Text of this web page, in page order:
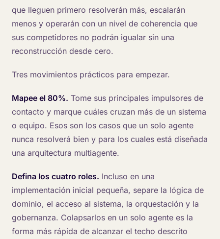
que lleguen primero resolverán más, escalarán
menos y operarán con un nivel de coherencia que
sus competidores no podrán igualar sin una
reconstrucción desde cero.
Tres movimientos prácticos para empezar.
Mapee el 80%. Tome sus principales impulsores de
contacto y marque cuáles cruzan más de un sistema
o equipo. Esos son los casos que un solo agente
nunca resolverá bien y para los cuales está diseñada
una arquitectura multiagente.
Defina los cuatro roles. Incluso en una
implementación inicial pequeña, separe la lógica de
dominio, el acceso al sistema, la orquestación y la
gobernanza. Colapsarlos en un solo agente es la
forma más rápida de alcanzar el techo descrito